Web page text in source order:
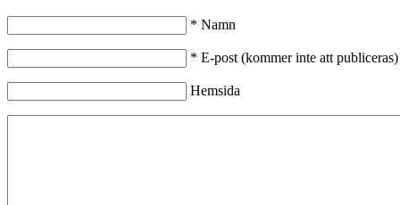
* Namn
* E-post (kommer inte att publiceras)
Hemsida